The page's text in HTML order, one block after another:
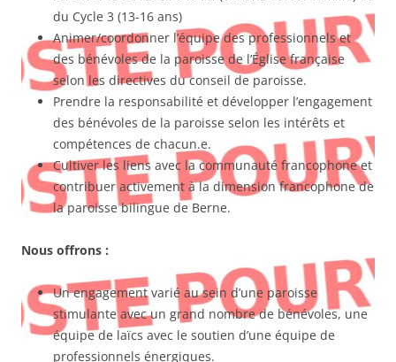
du Cycle 3 (13-16 ans)
Animer/coordonner l’équipe des professionnels et
des bénévoles de la paroisse de l’Église française
selon les directives du conseil de paroisse.
Prendre la responsabilité et développer l’engagement
des bénévoles de la paroisse selon les intérêts et
compétences de chacun.e.
Cultiver les liens avec la communauté francophone et
contribuer activement à la dimension francophone de
la paroisse bilingue de Berne.
Nous offrons :
Un engagement varié au sein d’une paroisse
stimulante avec un grand nombre de bénévoles, une
équipe de laïcs avec le soutien d’une équipe de
professionnels énergiques.